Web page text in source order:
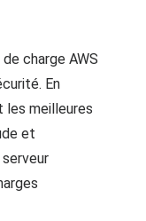
charge AWS
En
meilleures
et